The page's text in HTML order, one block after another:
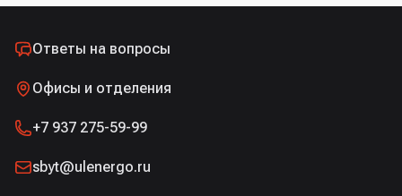
Ответы на вопросы
Офисы и отделения
+7 937 275-59-99
sbyt@ulenergo.ru